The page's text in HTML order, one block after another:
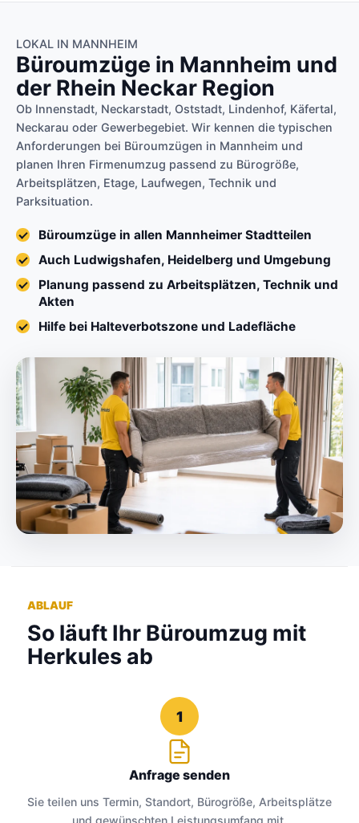
LOKAL IN MANNHEIM
Büroumzüge in Mannheim und
der Rhein Neckar Region
Ob Innenstadt, Neckarstadt, Oststadt, Lindenhof, Käfertal,
Neckarau oder Gewerbegebiet. Wir kennen die typischen
Anforderungen bei Büroumzügen in Mannheim und
planen Ihren Firmenumzug passend zu Bürogröße,
Arbeitsplätzen, Etage, Laufwegen, Technik und
Parksituation.
Büroumzüge in allen Mannheimer Stadtteilen
Auch Ludwigshafen, Heidelberg und Umgebung
Planung passend zu Arbeitsplätzen, Technik und
Akten
Hilfe bei Halteverbotszone und Ladefläche
ABLAUF
So läuft Ihr Büroumzug mit
Herkules ab
1
Anfrage senden
Sie teilen uns Termin, Standort, Bürogröße, Arbeitsplätze